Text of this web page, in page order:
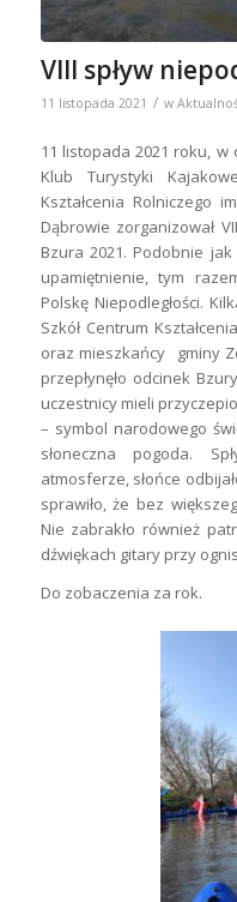
VIII spływ
11 listopada 2021 / w
11 listopada 2021 roku,
Klub Turystyki
Kształcenia Rolniczego
Dąbrowie zorganizował
Bzura 2021. Podobnie
upamiętnienie, tym
Polskę Niepodległości.
Szkół Centrum
oraz mieszkańcy gminy
przepłynęło odcinek
uczestnicy mieli
– symbol narodowego
słoneczna pogoda.
atmosferze, słońce
sprawiło, że bez
Nie zabrakło również
dźwiękach gitary przy
Do zobaczenia za rok.